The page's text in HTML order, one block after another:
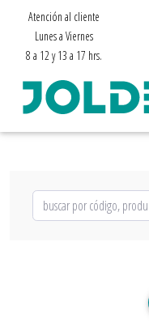
Atención al cliente
Lunes a Viernes
8 a 12 y 13 a 17 hrs.